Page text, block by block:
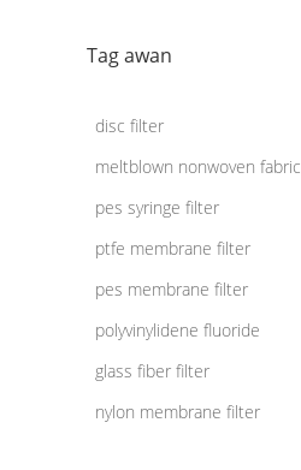
Tag awan
disc filter
meltblown nonwoven fabric
pes syringe filter
ptfe membrane filter
pes membrane filter
polyvinylidene fluoride
glass fiber filter
nylon membrane filter